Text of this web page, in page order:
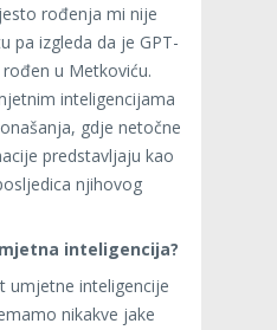
rođenja mi nije
pa izgleda da je GPT-
u Metkoviću.
inteligencijama
gdje netočne
predstavljaju kao
njihovog
inteligencija?
umjetne inteligencije
nikakve jake